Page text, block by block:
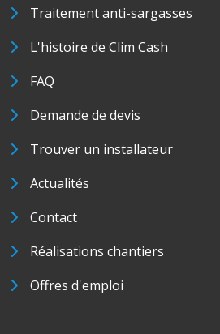
Traitement anti-sargasses
L'histoire de Clim Cash
FAQ
Demande de devis
Trouver un installateur
Actualités
Contact
Réalisations chantiers
Offres d'emploi